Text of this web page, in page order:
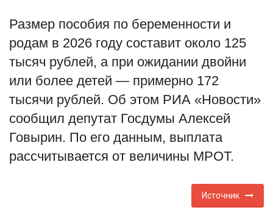
Шоу-бизнес
В мире
Россия
English Русский
Размер пособия по беременности и
родам в 2026 году составит около 125
тысяч рублей, а при ожидании двойни
или более детей — примерно 172
тысячи рублей. Об этом РИА «Новости»
сообщил депутат Госдумы Алексей
Говырин. По его данным, выплата
рассчитывается от величины МРОТ.
Источник